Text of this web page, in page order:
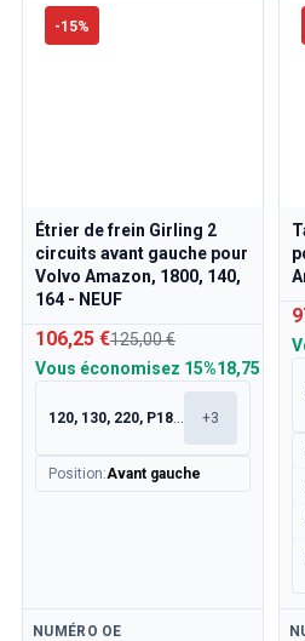
-15%
Étrier de frein Girling 2
circuits avant gauche pour
Volvo Amazon, 1800, 140,
164 - NEUF
106,25 €125,00 €
Vous économisez 15%18,75 €
120, 130, 220, P1800 +3
Position:Avant gauche
Disponible
NUMÉRO OE